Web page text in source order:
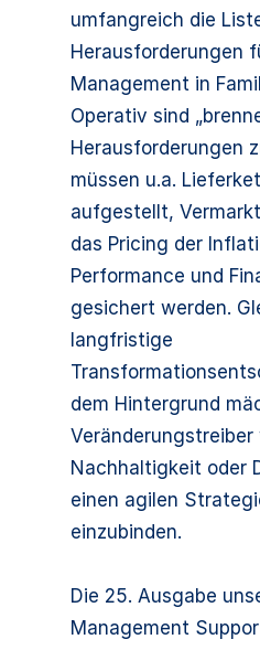
umfangreich die
Herausforderungen
Management in
Operativ sind
Herausforderungen
müssen u.a.
aufgestellt,
das Pricing der
Performance und
gesichert werden.
langfristige
dem Hintergrund
Veränderungstreiber
Nachhaltigkeit oder
einen agilen
einzubinden.
Die 25. Ausgabe
Management